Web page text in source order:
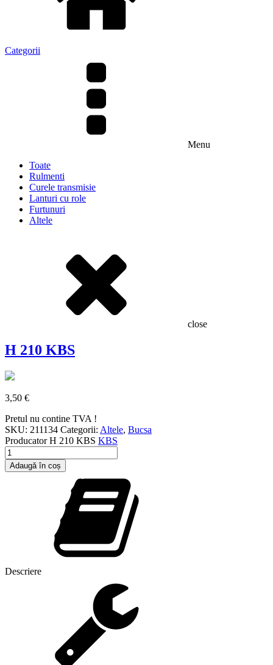
Categorii
Menu
Toate
Rulmenti
Curele transmisie
Lanturi cu role
Furtunuri
Altele
close
H 210 KBS
3,50 €
Pretul nu contine TVA !
SKU: 211134 Categorii: Altele, Bucsa
ProducatorH 210 KBS KBS
Cantitate
H
210
Adaugă în coș
Descriere